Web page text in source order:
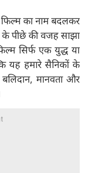
फिल्म का नाम बदलकर
के पीछे की वजह साझा
सिर्फ एक युद्ध या
यह हमारे सैनिकों के
मानवता और